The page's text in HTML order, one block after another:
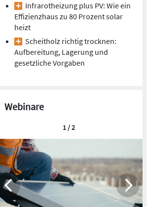
Neue Daten zu
Infrarotheizung plus PV: Wie ein
Effizienzhaus zu 80 Prozent solar
heizt
Scheitholz richtig trocknen:
Aufbereitung, Lagerung und
gesetzliche Vorgaben
Webinare
1 / 2